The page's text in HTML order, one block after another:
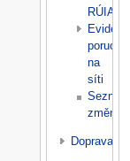
RÚIAN
Evidence
poruch
na
síti
Seznam
změn
Doprava